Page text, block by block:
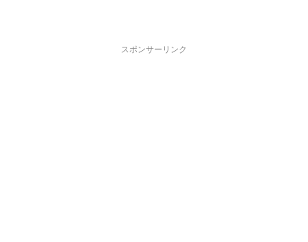
スポンサーリンク